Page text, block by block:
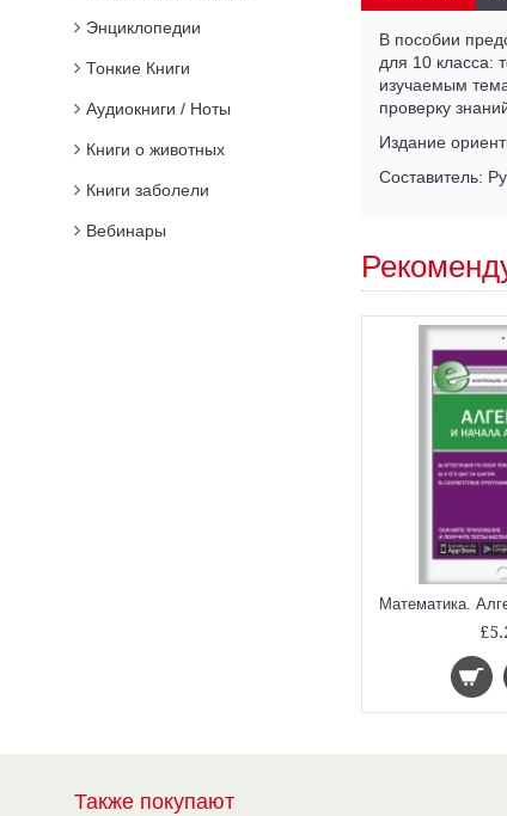
Энциклопедии
Тонкие Книги
Аудиокниги / Ноты
Книги о животных
Книги заболели
Вебинары
В пособии
для 10 класса:
изучаемым
проверку
Издание
Составитель:
Также покупают